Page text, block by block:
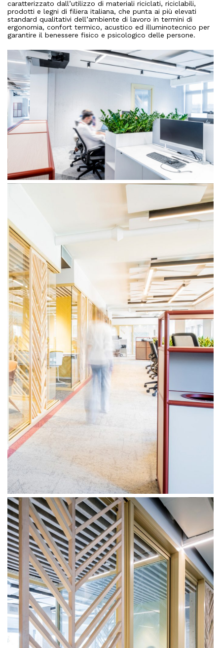
caratterizzato dall’utilizzo di materiali riciclati, riciclabili,
prodotti e legni di filiera italiana, che punta ai più elevati
standard qualitativi dell’ambiente di lavoro in termini di
ergonomia, confort termico, acustico ed illuminotecnico per
garantire il benessere fisico e psicologico delle persone.